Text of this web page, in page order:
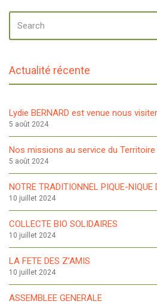
FOR:
Actualité récente
Lydie BERNARD est venue nous visiter
5 août 2024
Nos missions au service du Territoire
5 août 2024
NOTRE TRADITIONNEL PIQUE-NIQUE
10 juillet 2024
COLLECTE BIO SOLIDAIRES
10 juillet 2024
LA FETE DES Z’AMIS
10 juillet 2024
ASSEMBLEE GENERALE